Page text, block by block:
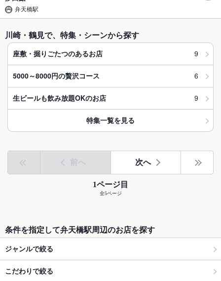
弁天橋駅
川崎・鶴見で、特集・シーンから探す
座敷・掘りごたつのあるお店 9
5000～8000円の贅沢コース 6
生ビールも飲み放題OKのお店 9
特集一覧を見る
前へ 次へ
1ページ目
全5ページ
条件を指定して弁天橋駅周辺のお店を探す
ジャンルで絞る
こだわりで絞る